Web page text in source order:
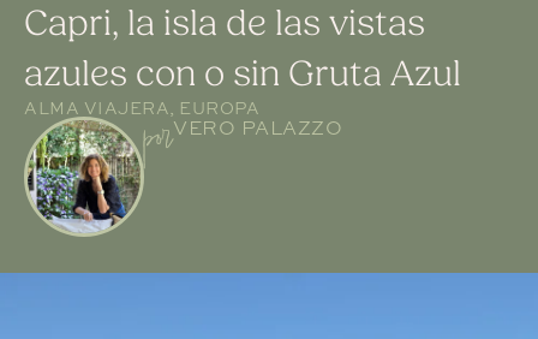
Capri, la isla de las vistas
azules con o sin Gruta Azul
ALMA VIAJERA EUROPA
porVERO PALAZZO